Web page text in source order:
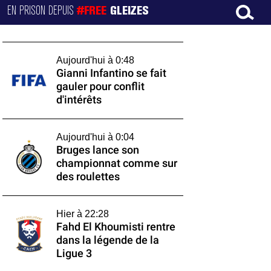
EN PRISON DEPUIS#FREE GLEIZES
Aujourd'hui à 0:48
Gianni Infantino se fait
gauler pour conflit
d'intérêts
Aujourd'hui à 0:04
Bruges lance son
championnat comme sur
des roulettes
Hier à 22:28
Fahd El Khoumisti rentre
dans la légende de la
Ligue 3